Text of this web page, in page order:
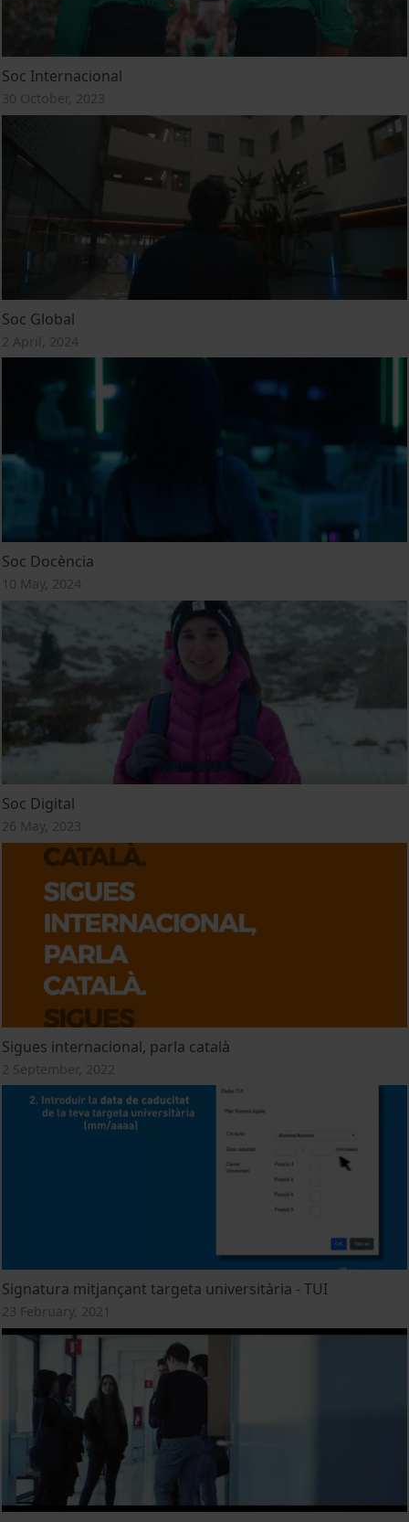
Soc Internacional
30 October, 2023
Soc Global
2 April, 2024
Soc Docència
10 May, 2024
Soc Digital
26 May, 2023
Sigues internacional, parla català
2 September, 2022
Signatura mitjançant targeta universitària - TUI
23 February, 2021